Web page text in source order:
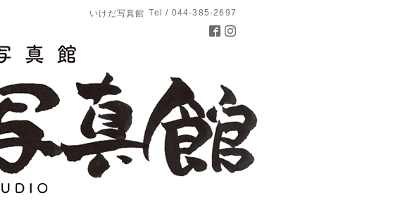
いけだ写真館 Tel / 044-385-2697